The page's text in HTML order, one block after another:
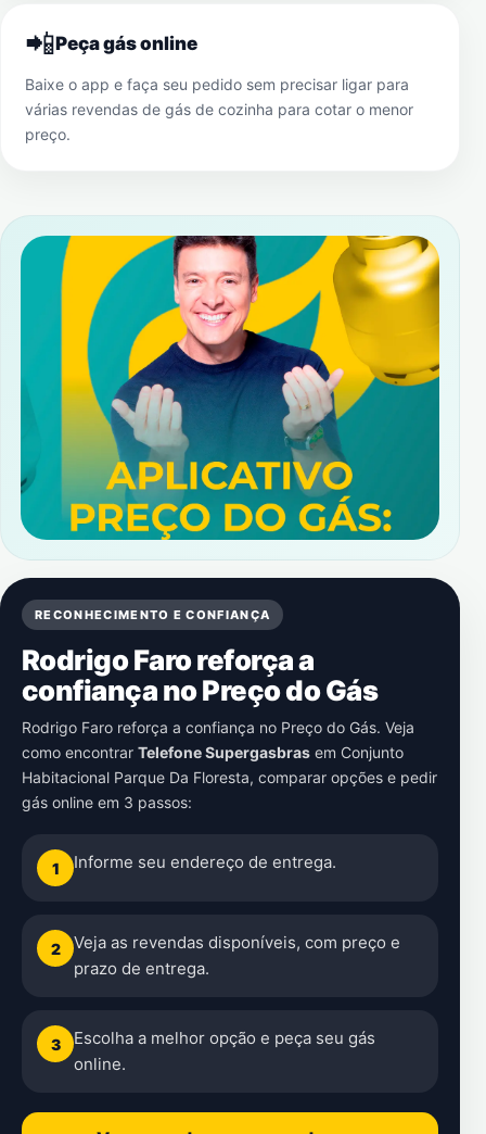
📲Peça gás online
Baixe o app e faça seu pedido sem precisar ligar para
várias revendas de gás de cozinha para cotar o menor
preço.
RECONHECIMENTO E CONFIANÇA
Rodrigo Faro reforça a
confiança no Preço do Gás
Rodrigo Faro reforça a confiança no Preço do Gás. Veja
como encontrar Telefone Supergasbras em Conjunto
Habitacional Parque Da Floresta, comparar opções e pedir
gás online em 3 passos:
1 Informe seu endereço de entrega.
2
Veja as revendas disponíveis, com preço e
prazo de entrega.
3
Escolha a melhor opção e peça seu gás
online.